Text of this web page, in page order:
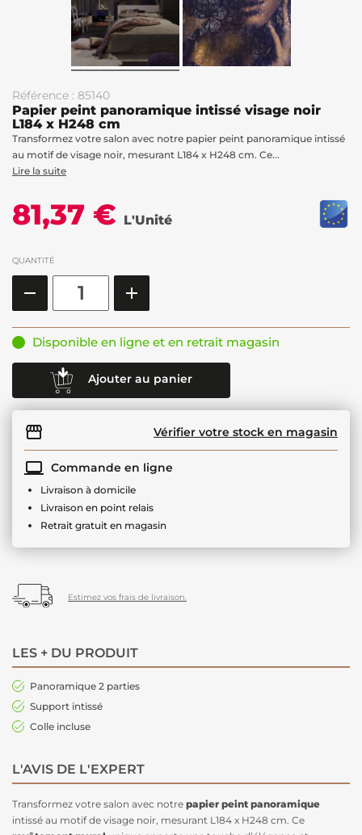
Référence : 85140
Papier peint panoramique intissé visage noir
L184 x H248 cm
Transformez votre salon avec notre papier peint panoramique intissé
au motif de visage noir, mesurant L184 x H248 cm. Ce...
Lire la suite
81,37 € L'Unité
QUANTITÉ
Disponible en ligne et en retrait magasin
Ajouter au panier
Vérifier votre stock en magasin
Commande en ligne
Livraison à domicile
Livraison en point relais
Retrait gratuit en magasin
Estimez vos frais de livraison.
LES + DU PRODUIT
Panoramique 2 parties
Support intissé
Colle incluse
L'AVIS DE L'EXPERT
Transformez votre salon avec notre papier peint panoramique
intissé au motif de visage noir, mesurant L184 x H248 cm. Ce